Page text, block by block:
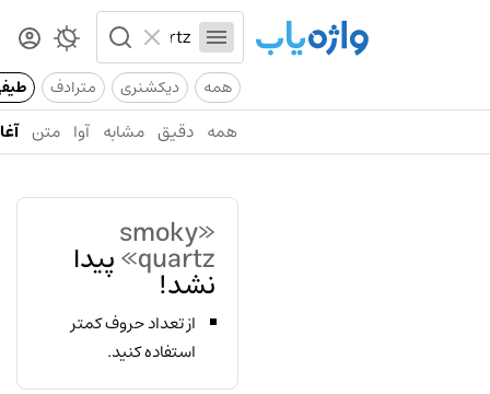
همه دیکشنری مترادف
همه دقیق مشابه آوا متن
«smoky
quartz» پیدا
نشد!
از تعداد حروف کمتر
استفاده کنید.